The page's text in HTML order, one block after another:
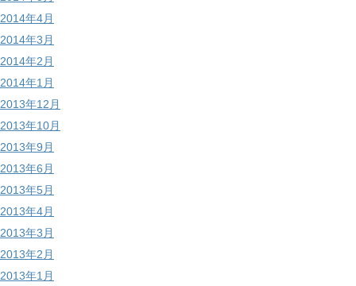
2014年4月
2014年3月
2014年2月
2014年1月
2013年12月
2013年10月
2013年9月
2013年6月
2013年5月
2013年4月
2013年3月
2013年2月
2013年1月